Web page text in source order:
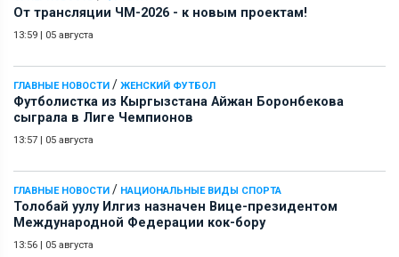
От трансляции ЧМ-2026 - к новым проектам!
13:59 05 августа
ГЛАВНЫЕ НОВОСТИ / ЖЕНСКИЙ ФУТБОЛ
Футболистка из Кыргызстана Айжан Боронбекова
сыграла в Лиге Чемпионов
13:57 05 августа
ГЛАВНЫЕ НОВОСТИ / НАЦИОНАЛЬНЫЕ ВИДЫ СПОРТА
Толобай уулу Илгиз назначен Вице-президентом
Международной Федерации кок-бору
13:56 05 августа